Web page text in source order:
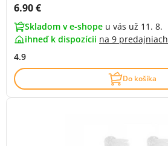
Cena s DPH:
6.90 €
Skladom v e-shope u vás už 11. 8.
ihneď k dispozícii na 9 predajniach
4.9
Do košíka